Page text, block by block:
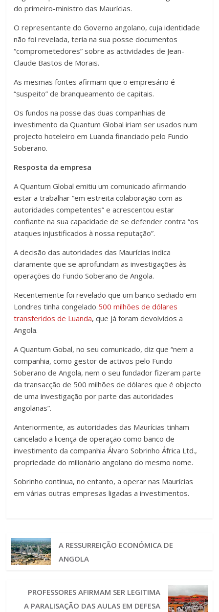
do primeiro-ministro das Maurícias.
O representante do Governo angolano, cuja identidade
não foi revelada, teria na sua posse documentos
“comprometedores” sobre as actividades de Jean-
Claude Bastos de Morais.
As mesmas fontes afirmam que o empresário é
“suspeito” de branqueamento de capitais.
Os fundos na posse das duas companhias de
investimento da Quantum Global iriam ser usados num
projecto hoteleiro em Luanda financiado pelo Fundo
Soberano.
Resposta da empresa
A Quantum Global emitiu um comunicado afirmando
estar a trabalhar “em estreita colaboração com as
autoridades competentes” e acrescentou estar
confiante na sua capacidade de se defender contra “os
ataques injustificados à nossa reputação”.
A decisão das autoridades das Maurícias indica
claramente que se aprofundam as investigações às
operações do Fundo Soberano de Angola.
Recentemente foi revelado que um banco sediado em
Londres tinha congelado 500 milhões de dólares
transferidos de Luanda, que já foram devolvidos a
Angola.
A Quantum Gobal, no seu comunicado, diz que “nem a
companhia, como gestor de activos pelo Fundo
Soberano de Angola, nem o seu fundador fizeram parte
da transacção de 500 milhões de dólares que é objecto
de uma investigação por parte das autoridades
angolanas”.
Anteriormente, as autoridades das Maurícias tinham
cancelado a licença de operação como banco de
investimento da companhia Álvaro Sobrinho África Ltd.,
propriedade do milionário angolano do mesmo nome.
Sobrinho continua, no entanto, a operar nas Maurícias
em várias outras empresas ligadas a investimentos.
A RESSURREIÇÃO ECONÓMICA DE
ANGOLA
PROFESSORES AFIRMAM SER LEGITIMA
A PARALISAÇÃO DAS AULAS EM DEFESA